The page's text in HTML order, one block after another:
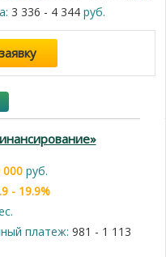
3 336 - 4 344руб.
000руб.
- 19.9%
платеж: 981 - 1 113